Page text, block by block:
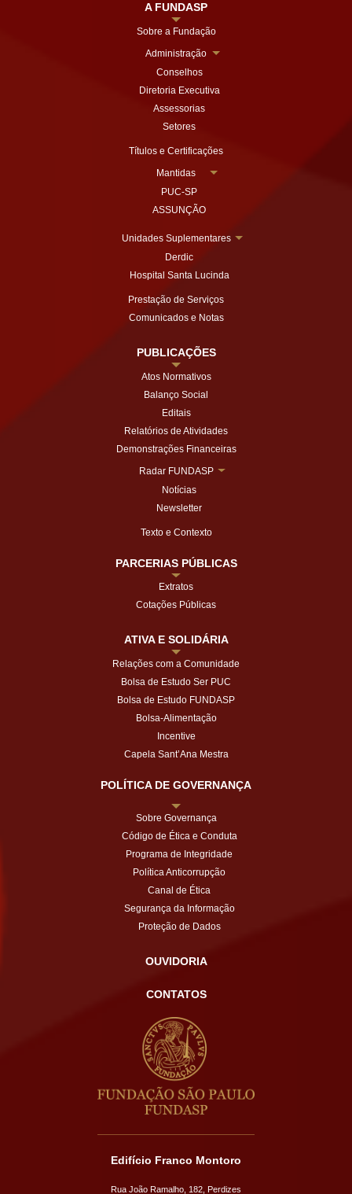
A FUNDASP
Sobre a Fundação
Administração
Conselhos
Diretoria Executiva
Assessorias
Setores
Títulos e Certificações
Mantidas
PUC-SP
ASSUNÇÃO
Unidades Suplementares
Derdic
Hospital Santa Lucinda
Prestação de Serviços
Comunicados e Notas
PUBLICAÇÕES
Atos Normativos
Balanço Social
Editais
Relatórios de Atividades
Demonstrações Financeiras
Radar FUNDASP
Notícias
Newsletter
Texto e Contexto
PARCERIAS PÚBLICAS
Extratos
Cotações Públicas
ATIVA E SOLIDÁRIA
Relações com a Comunidade
Bolsa de Estudo Ser PUC
Bolsa de Estudo FUNDASP
Bolsa-Alimentação
Incentive
Capela Sant’Ana Mestra
POLÍTICA DE GOVERNANÇA
Sobre Governança
Código de Ética e Conduta
Programa de Integridade
Política Anticorrupção
Canal de Ética
Segurança da Informação
Proteção de Dados
OUVIDORIA
CONTATOS
Edifício Franco Montoro
Rua João Ramalho, 182, Perdizes